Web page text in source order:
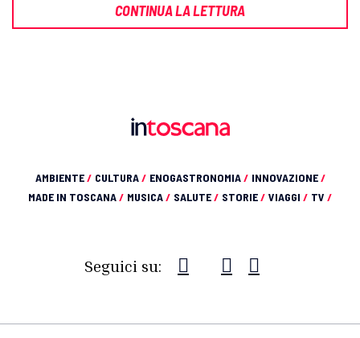
CONTINUA LA LETTURA
AMBIENTE/ CULTURA/ ENOGASTRONOMIA/ INNOVAZIONE/
MADE IN TOSCANA/ MUSICA/ SALUTE/ STORIE/ VIAGGI / TV /
Seguici su: